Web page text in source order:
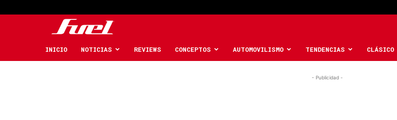
Car
INICIO NOTICIAS REVIEWS CONCEPTOS AUTOMOVILISMO TENDENCIAS CLÁSICO
- Publicidad -